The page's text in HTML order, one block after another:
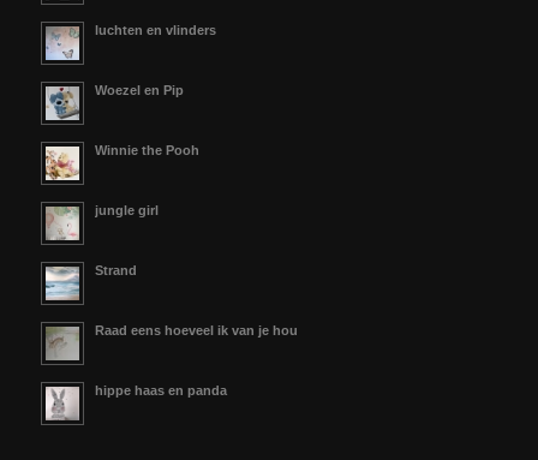
luchten en vlinders
Woezel en Pip
Winnie the Pooh
jungle girl
Strand
Raad eens hoeveel ik van je hou
hippe haas en panda